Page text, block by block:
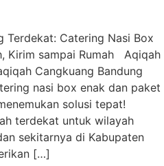
Terdekat: Catering Nasi Box
Kirim sampai Rumah Aqiqah
Cangkuang Bandung
nasi box enak dan paket
solusi tepat!
terdekat untuk wilayah
sekitarnya di Kabupaten
[…]